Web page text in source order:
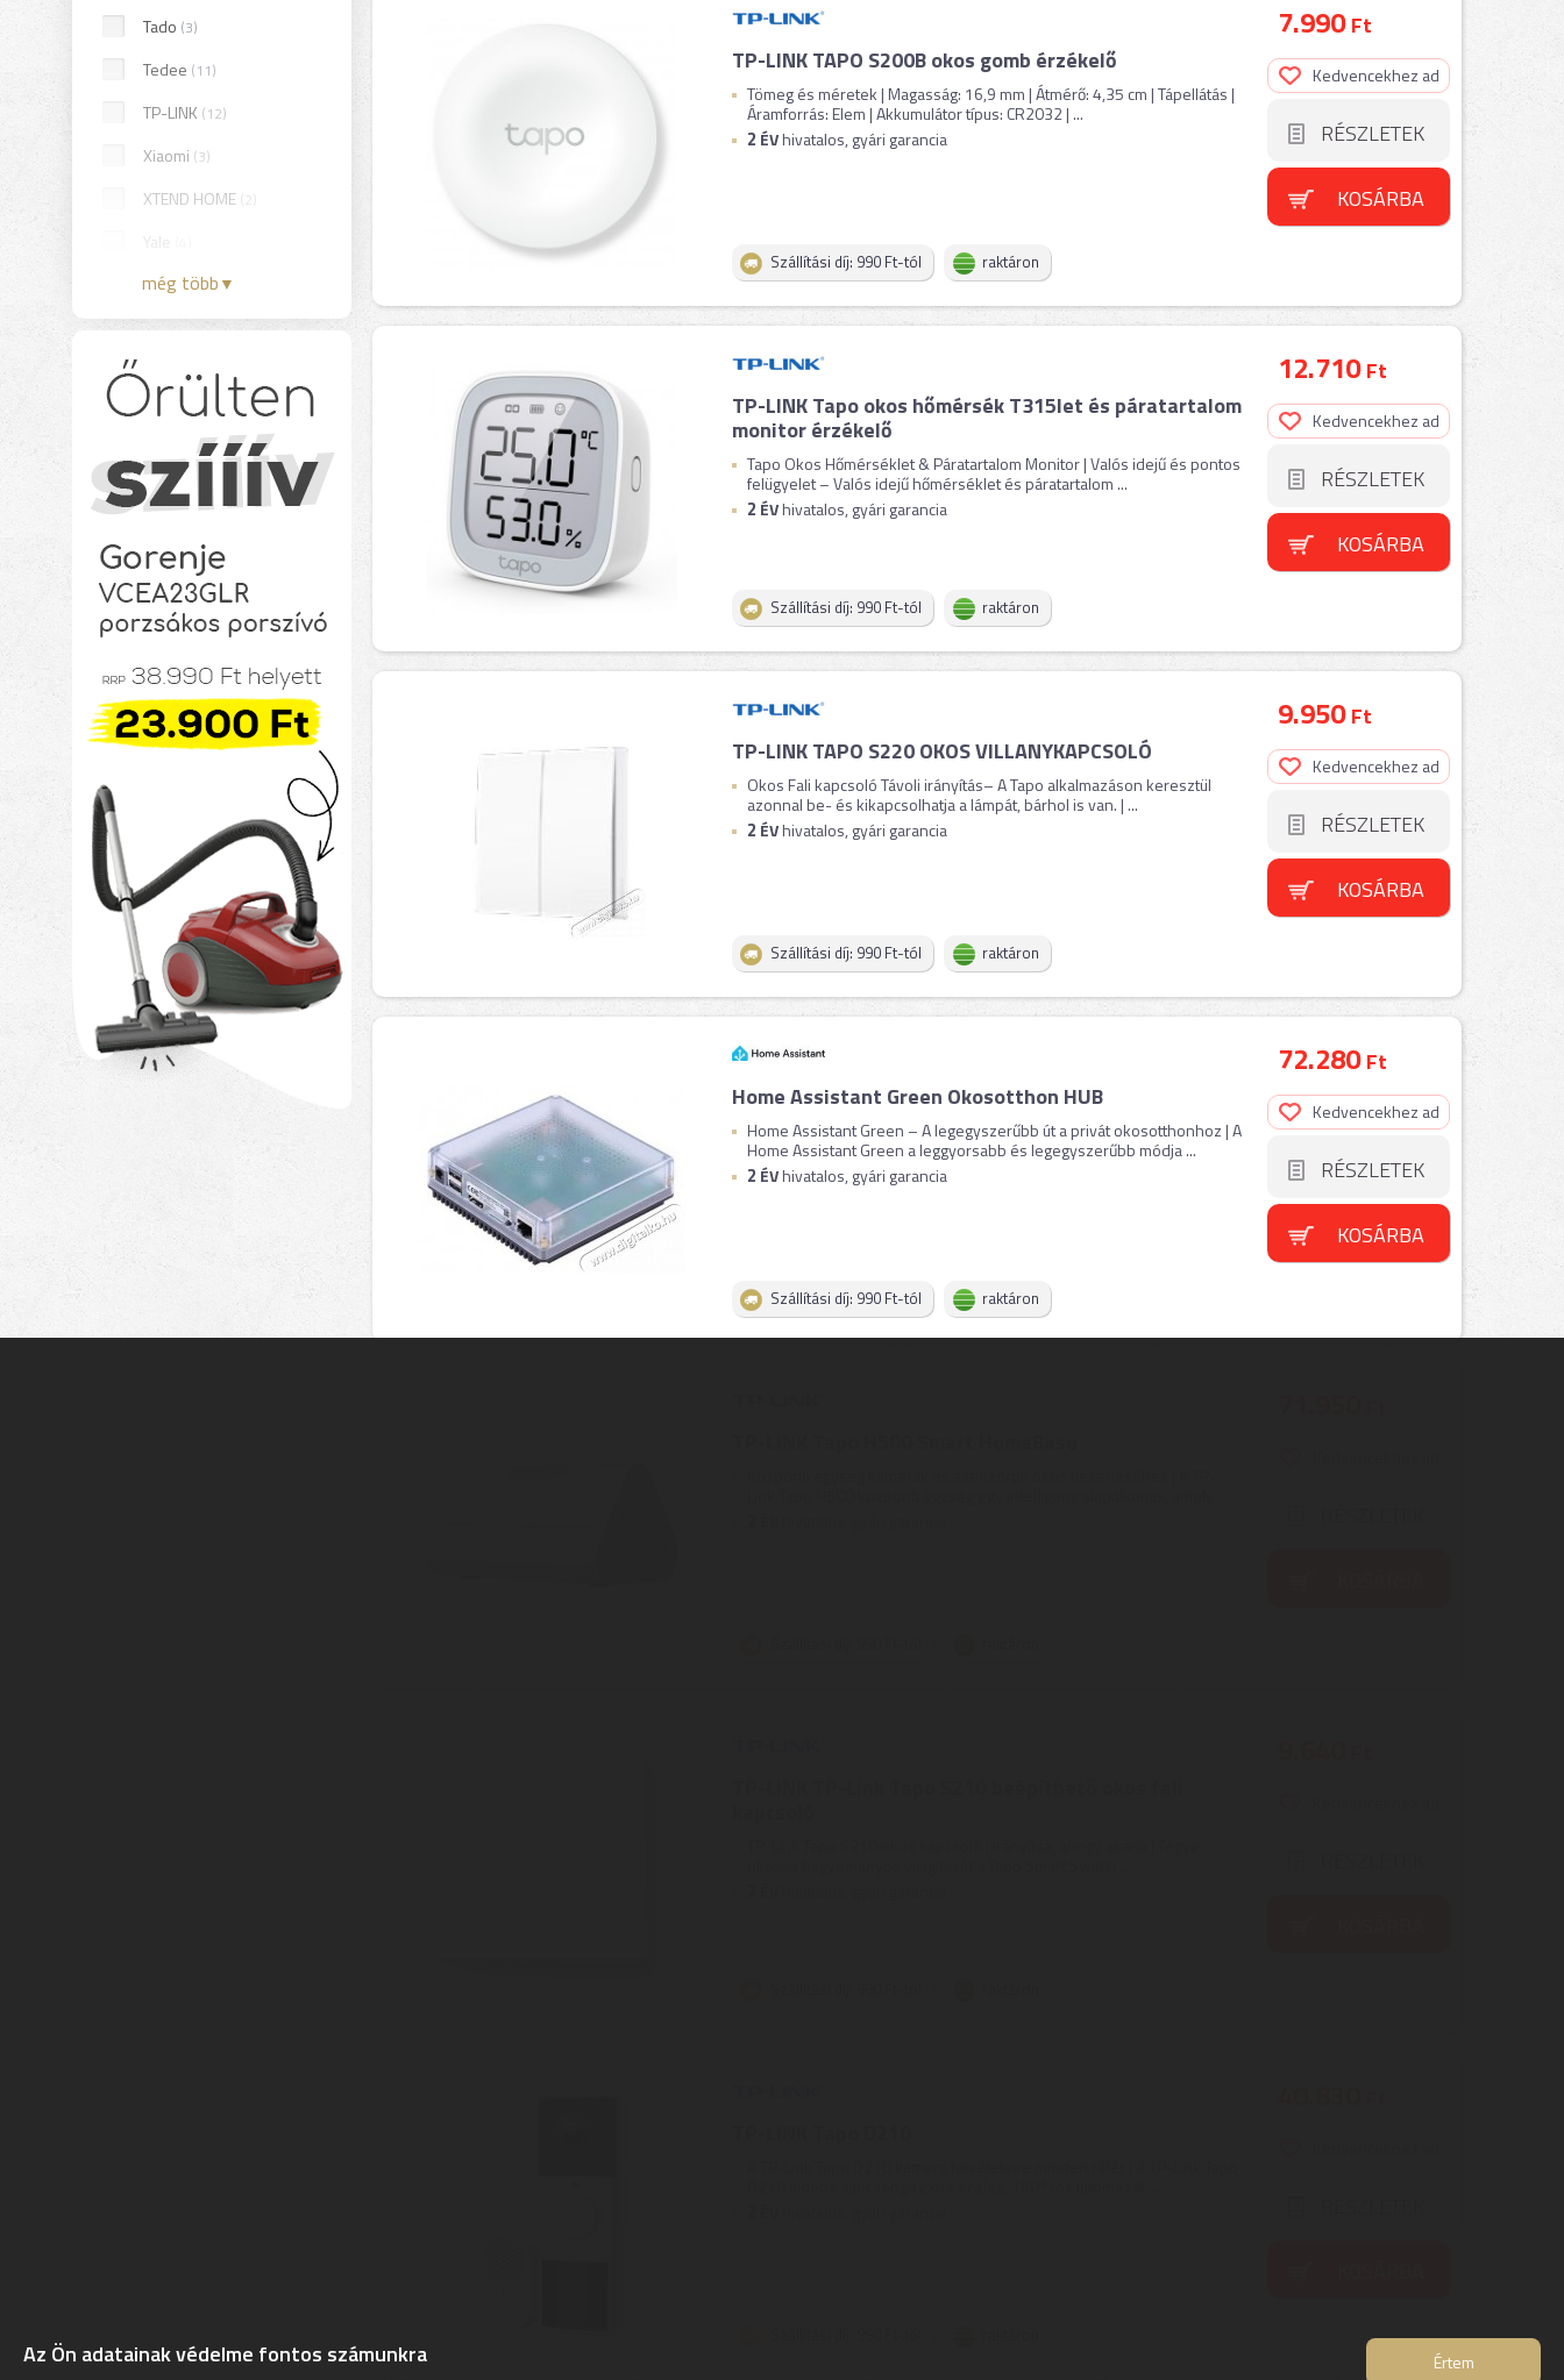
Tado (3)
Tedee (11)
TP-LINK (12)
Xiaomi (3)
XTEND HOME (2)
Yale
még több▼
TP-LINK TAPO S200B okos gomb érzékelő
Tömeg és méretek | Magasság: 16,9 mm | Átmérő: 4,35 cm | Tápellátás |
Áramforrás: Elem | Akkumulátor típus: CR2032 | ...
2 ÉVhivatalos, gyári garancia
Szállítási díj: 990 Ft-tól raktáron
7.990Ft
Kedvencekhez ad
RÉSZLETEK
KOSÁRBA
TP-LINK Tapo okos hőmérsék T315let és páratartalom
monitor érzékelő
Tapo Okos Hőmérséklet & Páratartalom Monitor | Valós idejű és pontos
felügyelet – Valós idejű hőmérséklet és páratartalom ...
2 ÉVhivatalos, gyári garancia
Szállítási díj: 990 Ft-tól raktáron
12.710Ft
Kedvencekhez ad
RÉSZLETEK
KOSÁRBA
TP-LINK TAPO S220 OKOS VILLANYKAPCSOLÓ
Okos Fali kapcsoló Távoli irányítás– A Tapo alkalmazáson keresztül
azonnal be- és kikapcsolhatja a lámpát, bárhol is van. | ...
2 ÉVhivatalos, gyári garancia
Szállítási díj: 990 Ft-tól raktáron
9.950Ft
Kedvencekhez ad
RÉSZLETEK
KOSÁRBA
Home Assistant Green Okosotthon HUB
Home Assistant Green – A legegyszerűbb út a privát okosotthonhoz | A
Home Assistant Green a leggyorsabb és legegyszerűbb módja ...
2 ÉVhivatalos, gyári garancia
Szállítási díj: 990 Ft-tól raktáron
72.280Ft
Kedvencekhez ad
RÉSZLETEK
KOSÁRBA
Az Ön adatainak védelme fontos számunkra Értem